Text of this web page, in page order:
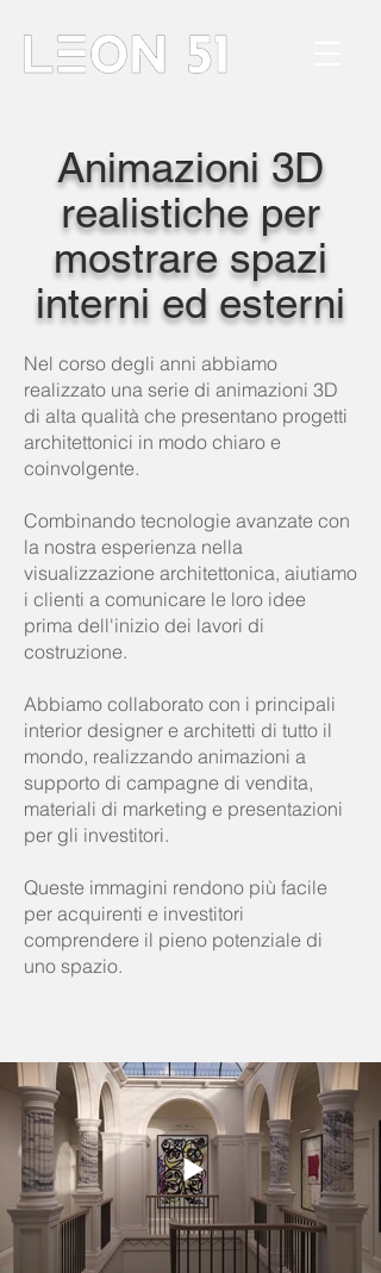
Animazioni 3D
realistiche per
mostrare spazi
interni ed esterni
Nel corso degli anni abbiamo
realizzato una serie di animazioni 3D
di alta qualità che presentano progetti
architettonici in modo chiaro e
coinvolgente.
Combinando tecnologie avanzate con
la nostra esperienza nella
visualizzazione architettonica, aiutiamo
i clienti a comunicare le loro idee
prima dell'inizio dei lavori di
costruzione.
Abbiamo collaborato con i principali
interior designer e architetti di tutto il
mondo, realizzando animazioni a
supporto di campagne di vendita,
materiali di marketing e presentazioni
per gli investitori.
Queste immagini rendono più facile
per acquirenti e investitori
comprendere il pieno potenziale di
uno spazio.